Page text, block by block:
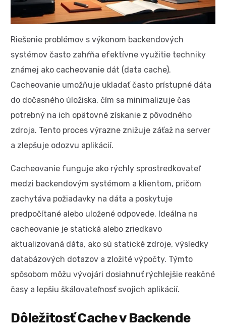
Riešenie problémov s výkonom backendových
systémov často zahŕňa efektívne využitie techniky
známej ako cacheovanie dát (data cache).
Cacheovanie umožňuje ukladať často prístupné dáta
do dočasného úložiska, čím sa minimalizuje čas
potrebný na ich opätovné získanie z pôvodného
zdroja. Tento proces výrazne znižuje záťaž na server
a zlepšuje odozvu aplikácií.
Cacheovanie funguje ako rýchly sprostredkovateľ
medzi backendovým systémom a klientom, pričom
zachytáva požiadavky na dáta a poskytuje
predpočítané alebo uložené odpovede. Ideálna na
cacheovanie je statická alebo zriedkavo
aktualizovaná dáta, ako sú statické zdroje, výsledky
databázových dotazov a zložité výpočty. Týmto
spôsobom môžu vývojári dosiahnuť rýchlejšie reakčné
časy a lepšiu škálovateľnosť svojich aplikácií.
Dôležitosť Cache v Backende